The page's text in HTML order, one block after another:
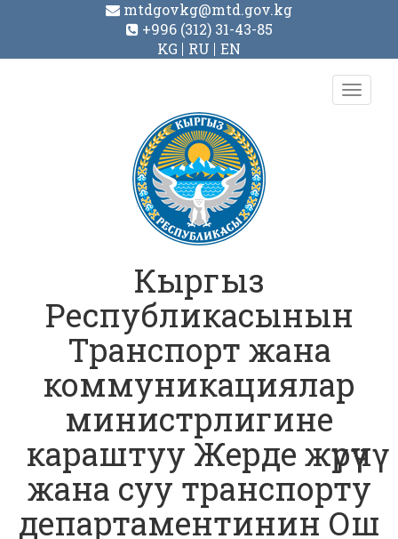
mtdgovkg@mtd.gov.kg
+996 (312) 31-43-85
KG
RU EN
Toggle
Кыргыз
Республикасынын
Транспорт жана
коммуникациялар
министрлигине
караштуу Жерде жүрүүчү
жана суу транспорту
департаментинин Ош